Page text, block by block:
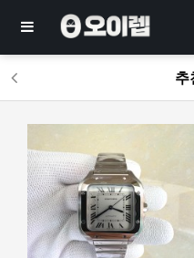
추